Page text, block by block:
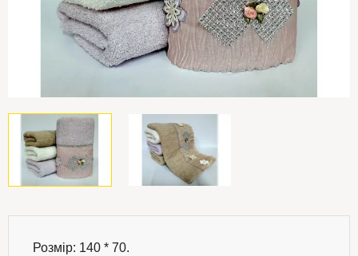
Розмір: 140 * 70.